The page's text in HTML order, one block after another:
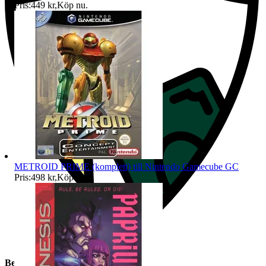
Beskrivning
Pris:449 kr,Köp nu.
METROID PRIME (komplett) till Nintendo Gamecube GC
Pris:498 kr,Köp nu